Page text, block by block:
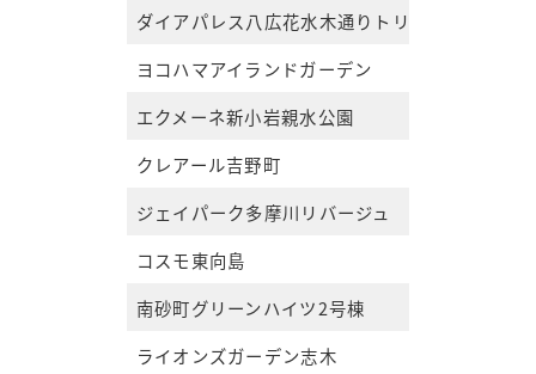
ダイアパレス八広花水木通りトリニティ
ヨコハマアイランドガーデン
エクメーネ新小岩親水公園
クレアール吉野町
ジェイパーク多摩川リバージュ
コスモ東向島
南砂町グリーンハイツ2号棟
ライオンズガーデン志木